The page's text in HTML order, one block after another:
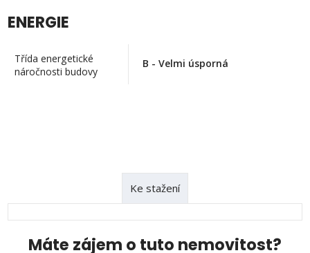
ENERGIE
Třída energetické
náročnosti budovy
B - Velmi úsporná
Ke stažení
Máte zájem o tuto nemovitost?